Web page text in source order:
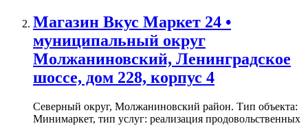
Магазин Вкус Маркет 24 •
муниципальный округ
Молжаниновский, Ленинградское
шоссе, дом 228, корпус 4
Северный округ, Молжаниновский район. Тип объекта:
Минимаркет, тип услуг: реализация продовольственных